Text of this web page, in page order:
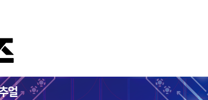
얼
업익 줄어…"확장·진화에 주력"